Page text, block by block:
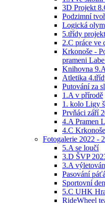
3D Projekt
Podzimní
Logická
5.třídy
2.C práce ve
Krkonoše -
prameni
Knihovna
Atletika
Putování za
1.A v přírodě
1. kolo Ligy
Prvňáci září
4.A Pramen
4.C
Fotogalerie 2022 -
5.A se loučí
3.D ŠVP
3.A
Pasování
Sportovní
5.C UHK
RideWheel